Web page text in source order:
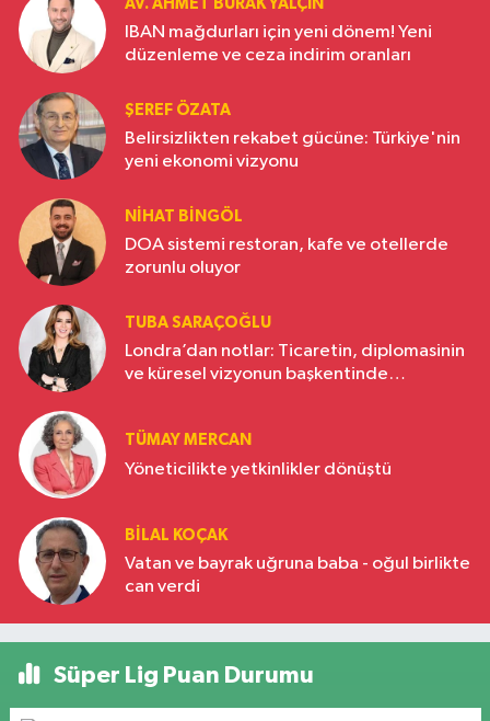
AV. AHMET BURAK YALÇIN
IBAN mağdurları için yeni dönem! Yeni
düzenleme ve ceza indirim oranları
ŞEREF ÖZATA
Belirsizlikten rekabet gücüne: Türkiye'nin
yeni ekonomi vizyonu
NIHAT BINGÖL
DOA sistemi restoran, kafe ve otellerde
zorunlu oluyor
TUBA SARAÇOĞLU
Londra’dan notlar: Ticaretin, diplomasinin
ve küresel vizyonun başkentinde
TÜMAY MERCAN
Yöneticilikte yetkinlikler dönüştü
BILAL KOÇAK
Vatan ve bayrak uğruna baba - oğul birlikte
can verdi
Süper Lig Puan Durumu